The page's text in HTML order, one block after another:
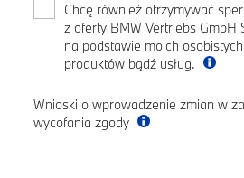
Chcę również otrzymywać
z oferty BMW Vertriebs GmbH
na podstawie moich
produktów bądź usług.
Wnioski o wprowadzenie zmian w
wycofania zgody